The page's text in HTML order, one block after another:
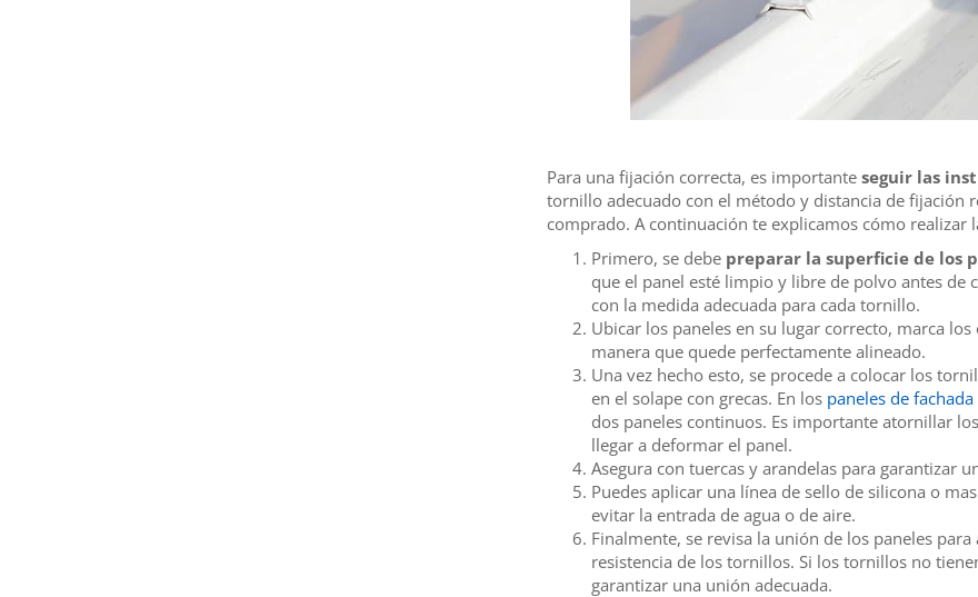
Para una fijación correcta, es importante seguir las
tornillo adecuado con el método y distancia de fijación
comprado. A continuación te explicamos cómo
Primero, se debe preparar la superficie de los
que el panel esté limpio y libre de polvo antes de
con la medida adecuada para cada tornillo.
Ubicar los paneles en su lugar correcto, marca
manera que quede perfectamente alineado.
Una vez hecho esto, se procede a colocar los
en el solape con grecas. En los paneles de fachada
dos paneles continuos. Es importante atornillar
llegar a deformar el panel.
Asegura con tuercas y arandelas para garantizar
Puedes aplicar una línea de sello de silicona o
evitar la entrada de agua o de aire.
Finalmente, se revisa la unión de los paneles
resistencia de los tornillos. Si los tornillos no
garantizar una unión adecuada.